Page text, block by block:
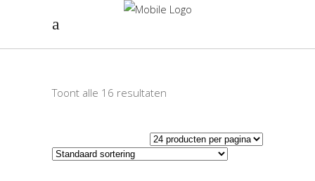
Toont alle 16 resultaten